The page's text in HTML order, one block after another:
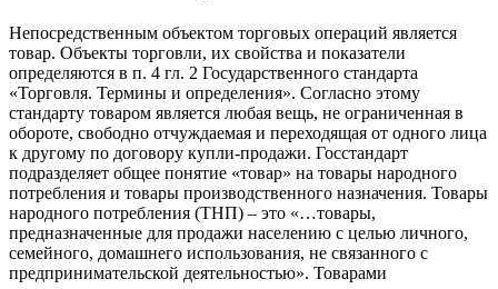
Непосредственным объектом торговых операций является
товар. Объекты торговли, их свойства и показатели
определяются в п. 4 гл. 2 Государственного стандарта
«Торговля. Термины и определения». Согласно этому
стандарту товаром является любая вещь, не ограниченная в
обороте, свободно отчуждаемая и переходящая от одного лица
к другому по договору купли-продажи. Госстандарт
подразделяет общее понятие «товар» на товары народного
потребления и товары производственного назначения. Товары
народного потребления (ТНП) – это «…товары,
предназначенные для продажи населению с целью личного,
семейного, домашнего использования, не связанного с
предпринимательской деятельностью». Товарами